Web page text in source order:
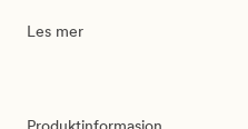
Les mer
Produktinformasjon